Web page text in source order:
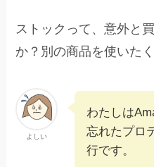
ストックって、意外と
か？別の商品を使いた
よしい
わたしは
忘れたプロ
行です。